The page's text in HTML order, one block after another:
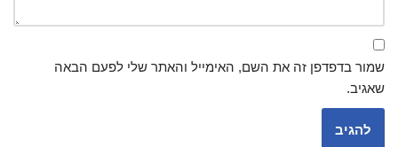
שמור בדפדפן זה את השם, האימייל והאתר שלי לפעם הבאה
שאגיב.